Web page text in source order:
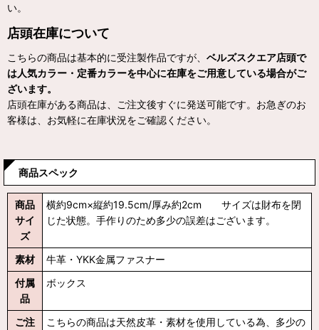
い。
店頭在庫について
こちらの商品は基本的に受注製作品ですが、 ベルズスクエア店頭で
は人気カラー・定番カラーを中心に在庫をご用意している場合がご
ざいます。
店頭在庫がある商品は、ご注文後すぐに発送可能です。お急ぎのお
客様は、お気軽に在庫状況をご確認ください。
商品スペック
商品
サイ
ズ
横約9cm×縦約19.5cm/厚み約2cm サイズは財布を閉
じた状態。手作りのため多少の誤差はございます。
素材
牛革・YKK金属ファスナー
付属
品
ボックス
ご注
こちらの商品は天然皮革・素材を使用している為、多少の